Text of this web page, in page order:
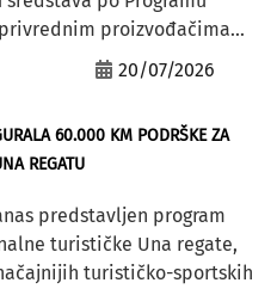
proizvođačima...
20/07/2026
60.000 KM PODRŠKE ZA
REGATU
predstavljen program
turističke Una regate,
turističko-sportskih